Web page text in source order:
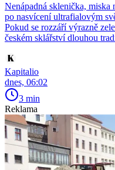
Nenápadná sklenička, miska
po nasvícení ultrafialovým
Pokud se rozzáří výrazně
českém sklářství dlouhou
Kapitalio
dnes, 06:02
3 min
Reklama